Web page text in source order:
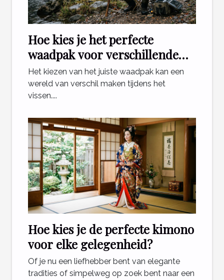
Hoe kies je het perfecte
waadpak voor verschillende
visomstandigheden?
Het kiezen van het juiste waadpak kan een
wereld van verschil maken tijdens het
vissen....
Hoe kies je de perfecte kimono
voor elke gelegenheid?
Of je nu een liefhebber bent van elegante
tradities of simpelweg op zoek bent naar een